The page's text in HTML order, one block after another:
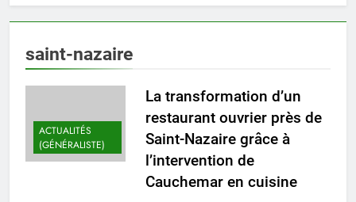
saint-nazaire
ACTUALITÉS
(GÉNÉRALISTE)
La transformation d’un
restaurant ouvrier près de
Saint-Nazaire grâce à
l’intervention de
Cauchemar en cuisine